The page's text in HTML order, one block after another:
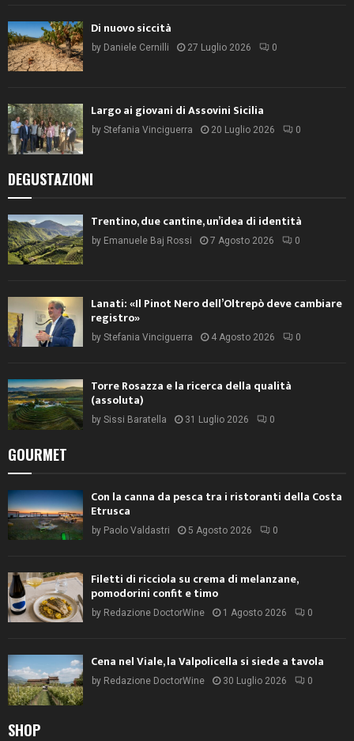
Di nuovo siccità
by Daniele Cernilli 27 Luglio 2026 0
Largo ai giovani di Assovini Sicilia
by Stefania Vinciguerra 20 Luglio 2026 0
DEGUSTAZIONI
Trentino, due cantine, un’idea di identità
by Emanuele Baj Rossi 7 Agosto 2026 0
Lanati: «Il Pinot Nero dell’Oltrepò deve cambiare
registro»
by Stefania Vinciguerra 4 Agosto 2026 0
Torre Rosazza e la ricerca della qualità
(assoluta)
by Sissi Baratella 31 Luglio 2026 0
GOURMET
Con la canna da pesca tra i ristoranti della Costa
Etrusca
by Paolo Valdastri 5 Agosto 2026 0
Filetti di ricciola su crema di melanzane,
pomodorini confit e timo
by Redazione DoctorWine 1 Agosto 2026 0
Cena nel Viale, la Valpolicella si siede a tavola
by Redazione DoctorWine 30 Luglio 2026 0
SHOP